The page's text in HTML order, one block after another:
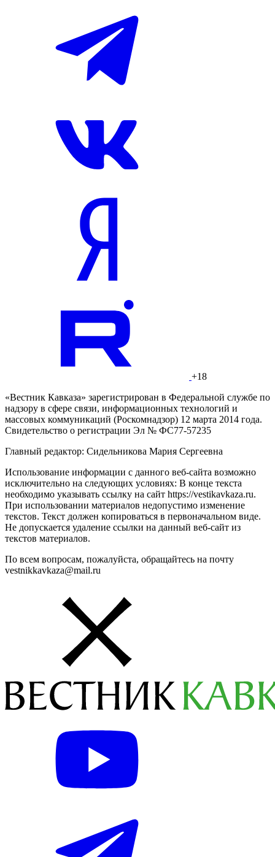
+18
«Вестник Кавказа» зарегистрирован в Федеральной службе по
надзору в сфере связи, информационных технологий и
массовых коммуникаций (Роскомнадзор) 12 марта 2014 года.
Свидетельство о регистрации Эл № ФС77-57235
Главный редактор: Сидельникова Мария Сергеевна
Использование информации с данного веб-сайта возможно
исключительно на следующих условиях: В конце текста
необходимо указывать ссылку на сайт https://vestikavkaza.ru.
При использовании материалов недопустимо изменение
текстов. Текст должен копироваться в первоначальном виде.
Не допускается удаление ссылки на данный веб-сайт из
текстов материалов.
По всем вопросам, пожалуйста, обращайтесь на почту
vestnikkavkaza@mail.ru